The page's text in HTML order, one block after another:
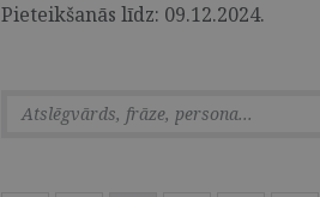
Pieteikšanās līdz: 09.12.2024.